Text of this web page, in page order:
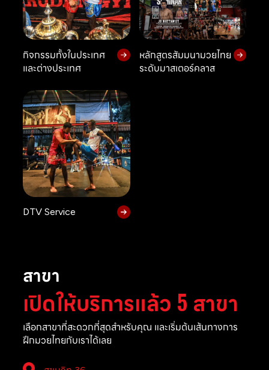
กิจกรรมทั้งในประเทศ
และต่างประเทศ
หลักสูตรสัมมนามวยไทย
ระดับมาสเตอร์คลาส
DTV Service
สาขา
เปิดให้บริการแล้ว 5 สาขา
เลือกสาขาที่สะดวกที่สุดสำหรับคุณ และเริ่มต้นเส้นทางการ
ฝึกมวยไทยกับเราได้เลย